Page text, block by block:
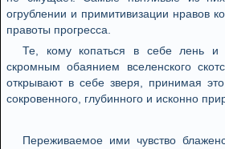
огрублении и примитивизации нравов
правоты прогресса.
Те, кому копаться в себе лень
скромным обаянием вселенского
открывают в себе зверя, принимая
сокровенного, глубинного и исконно
Переживаемое ими чувство